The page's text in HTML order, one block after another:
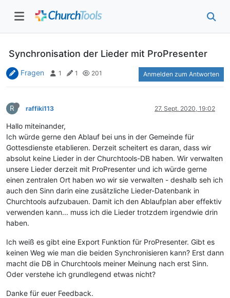
Synchronisation der Lieder mit ProPresenter
Fragen 1 1 201 Anmelden zum Antworten
R raffiki113 27. Sept. 2020, 19:02
Hallo miteinander,
Ich würde gerne den Ablauf bei uns in der Gemeinde für
Gottesdienste etablieren. Derzeit scheitert es daran, dass wir
absolut keine Lieder in der Churchtools-DB haben. Wir verwalten
unsere Lieder derzeit mit ProPresenter und ich würde gerne
einen zentralen Ort haben wo wir sie verwalten - deshalb seh ich
auch den Sinn darin eine zusätzliche Lieder-Datenbank in
Churchtools aufzubauen. Damit ich den Ablaufplan aber effektiv
verwenden kann... muss ich die Lieder trotzdem irgendwie drin
haben.
Ich weiß es gibt eine Export Funktion für ProPresenter. Gibt es
keinen Weg wie man die beiden Synchronisieren kann? Erst dann
macht die DB in Churchtools meiner Meinung nach erst Sinn.
Oder verstehe ich grundlegend etwas nicht?
Danke für euer Feedback.